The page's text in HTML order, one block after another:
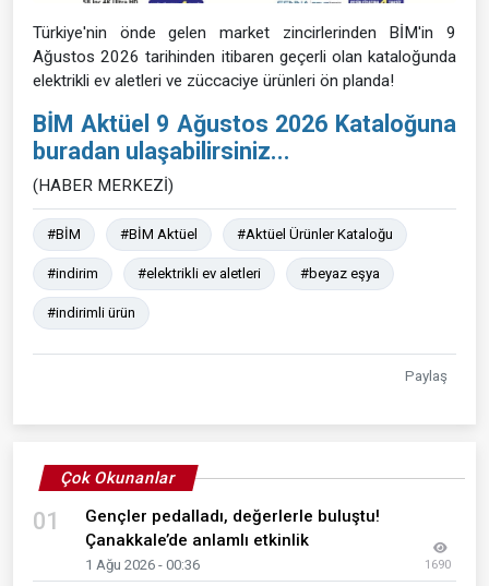
Türkiye'nin önde gelen market zincirlerinden BİM'in 9
Ağustos 2026 tarihinden itibaren geçerli olan kataloğunda
elektrikli ev aletleri ve züccaciye ürünleri ön planda!
BİM Aktüel 9 Ağustos 2026 Kataloğuna
buradan ulaşabilirsiniz...
(HABER MERKEZİ)
#BİM #BİM Aktüel #Aktüel Ürünler Kataloğu
#indirim #elektrikli ev aletleri #beyaz eşya
#indirimli ürün
Paylaş
Çok Okunanlar
01
Gençler pedalladı, değerlerle buluştu!
Çanakkale’de anlamlı etkinlik
1 Ağu 2026 - 00:36 1690